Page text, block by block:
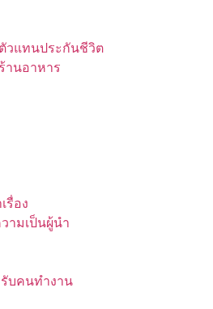
วแทนประกันชีวิต
านอาหาร
รื่อง
ามเป็นผู้นำ
บคนทำงาน